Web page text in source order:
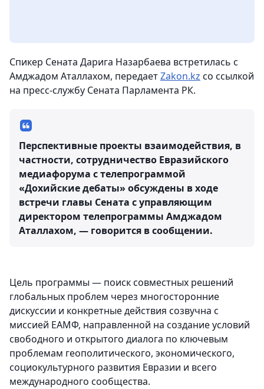
Спикер Сената Дарига Назарбаева встретилась с
Амджадом Аталлахом, передаетZakon.kz со ссылкой
на пресс-службу Сената Парламента РК.
Перспективные проекты взаимодействия, в
частности, сотрудничество Евразийского
медиафорума с телепрограммой
«Дохийские дебаты» обсуждены в ходе
встречи главы Сената с управляющим
директором телепрограммы Амджадом
Аталлахом, — говорится в сообщении.
Цель программы — поиск совместных решений
глобальных проблем через многосторонние
дискуссии и конкретные действия созвучна с
миссией ЕАМФ, направленной на создание условий
свободного и открытого диалога по ключевым
проблемам геополитического, экономического,
социокультурного развития Евразии и всего
международного сообщества.